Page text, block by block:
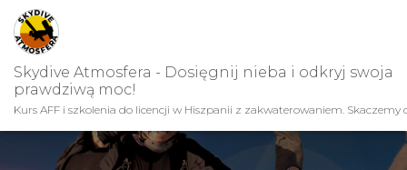
Skydive Atmosfera - Dosięgnij nieba i odkryj swoja
prawdziwą moc!
Kurs AFF i szkolenia do licencji w Hiszpanii z zakwaterowaniem. Skaczemy